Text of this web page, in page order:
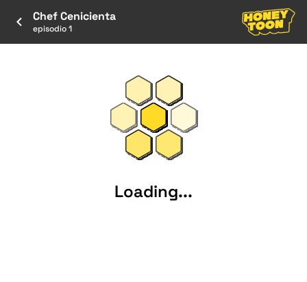
Chef Cenicienta
episodio 1
Loading...